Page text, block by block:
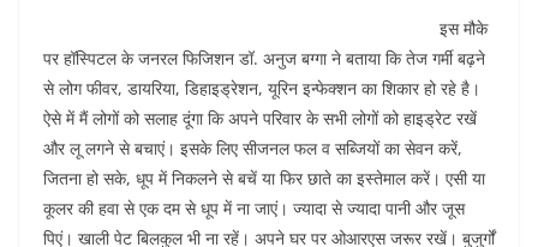
इस मौके
पर हॉस्पिटल के जनरल फिजिशन डॉ. अनुज बग्गा ने बताया कि तेज गर्मी बढ़ने
से लोग फीवर, डायरिया, डिहाइड्रेशन, यूरिन इन्फेक्शन का शिकार हो रहे है।
ऐसे में मैं लोगों को सलाह दूंगा कि अपने परिवार के सभी लोगों को हाइड्रेट रखें
और लू लगने से बचाएं। इसके लिए सीजनल फल व सब्जियों का सेवन करें,
जितना हो सके, धूप में निकलने से बचें या फिर छाते का इस्तेमाल करें। एसी या
कूलर की हवा से एक दम से धूप में ना जाएं। ज्यादा से ज्यादा पानी और जूस
पिएं। खाली पेट बिलकुल भी ना रहें। अपने घर पर ओआरएस जरूर रखें। बुजुर्गों